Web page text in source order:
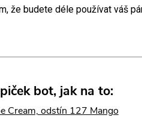
že budete déle používat váš
bot, jak na to:
Cream, odstín 127 Mango